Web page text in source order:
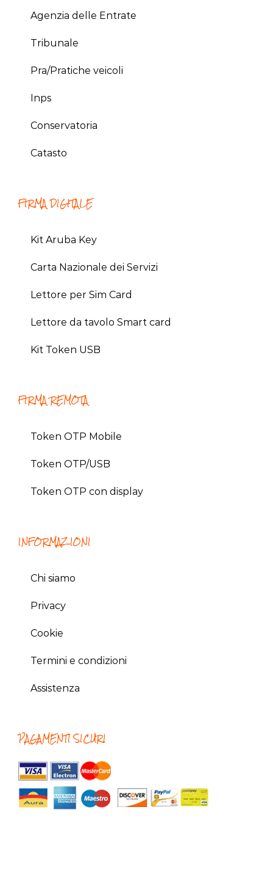
Agenzia delle Entrate
Tribunale
Pra/Pratiche veicoli
Inps
Conservatoria
Catasto
FIRMA DIGITALE
Kit Aruba Key
Carta Nazionale dei Servizi
Lettore per Sim Card
Lettore da tavolo Smart card
Kit Token USB
FIRMA REMOTA
Token OTP Mobile
Token OTP/USB
Token OTP con display
INFORMAZIONI
Chi siamo
Privacy
Cookie
Termini e condizioni
Assistenza
PAGAMENTI SICURI